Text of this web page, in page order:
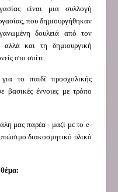
είναι μια συλλογή
που δημιουργήθηκαν
δουλειά από τον
αλλά και τη δημιουργική
στο σπίτι.
το παιδί προσχολικής
βασικές έννοιες με τρόπο
μας παρέα - μαζί με το e-
διακοσμητικό υλικό